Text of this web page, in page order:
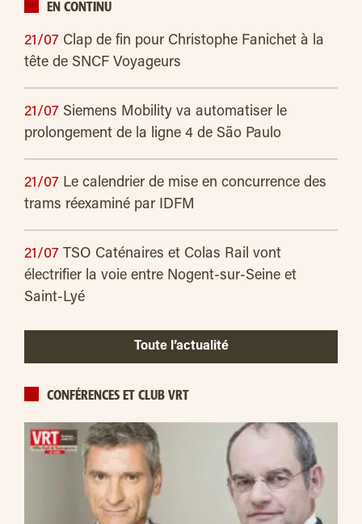
EN CONTINU
21/07 Clap de fin pour Christophe Fanichet à la
tête de SNCF Voyageurs
21/07 Siemens Mobility va automatiser le
prolongement de la ligne 4 de São Paulo
21/07 Le calendrier de mise en concurrence des
trams réexaminé par IDFM
21/07 TSO Caténaires et Colas Rail vont
électrifier la voie entre Nogent-sur-Seine et
Saint-Lyé
Toute l’actualité
CONFÉRENCES ET CLUB VRT